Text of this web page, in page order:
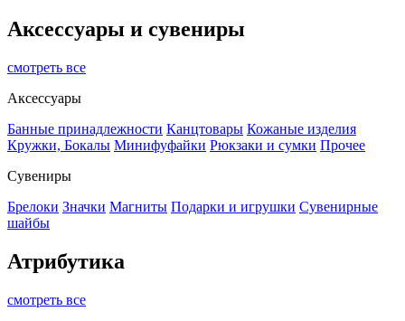
Аксессуары и сувениры
смотреть все
Аксессуары
Банные принадлежности Канцтовары Кожаные изделия
Кружки, Бокалы Минифуфайки Рюкзаки и сумки Прочее
Сувениры
Брелоки Значки Магниты Подарки и игрушки Сувенирные
шайбы
Атрибутика
смотреть все